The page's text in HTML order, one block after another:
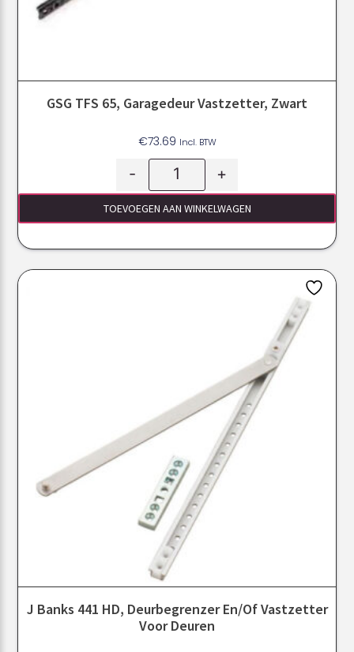
GSG TFS 65, Garagedeur Vastzetter, Zwart
€73.69 Incl. BTW
- +
TOEVOEGEN AAN WINKELWAGEN
J Banks 441 HD, Deurbegrenzer En/of Vastzetter
Voor Deuren